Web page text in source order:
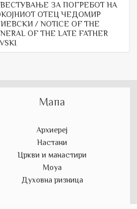
ЗА ПОГРЕБОТ НА
ОТЕЦ ЧЕДОМИР
/ NOTICE OF THE
OF THE LATE FATHER
Мапа
Архиереј
Настани
Цркви и манастири
Моуа
Духовна ризница